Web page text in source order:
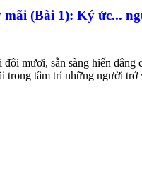
mãi (Bài 1): Ký ức...
mươi, sẵn sàng hiến
trong tâm trí những người trở